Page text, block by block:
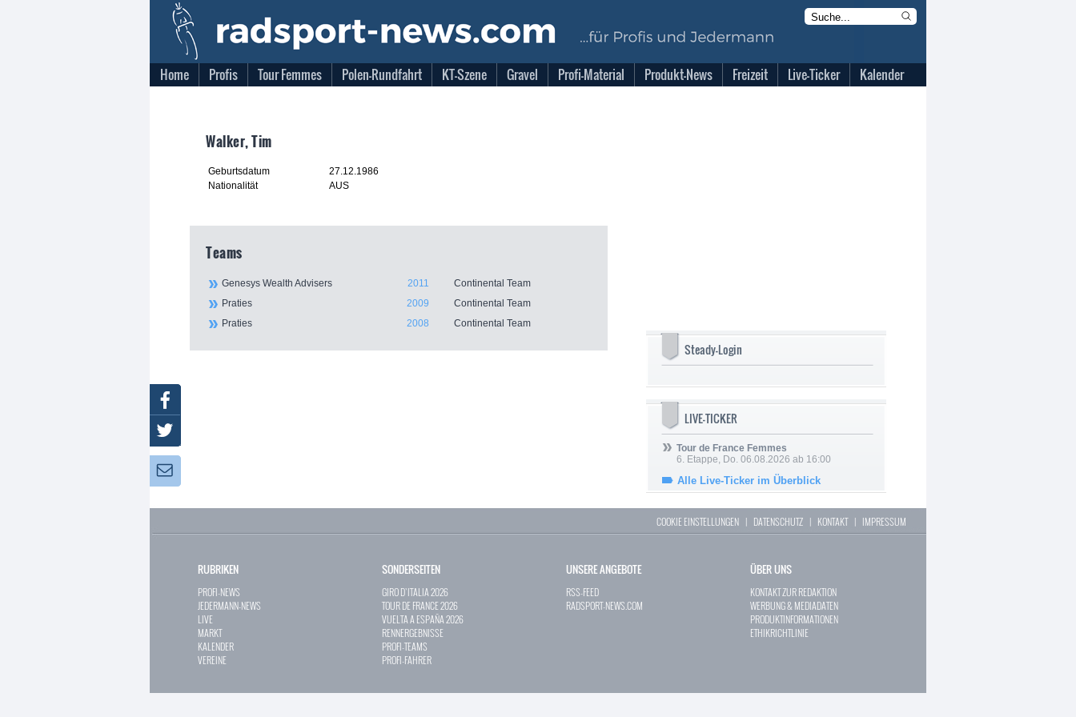
Home Profis Tour Femmes Polen-Rundfahrt KT-Szene Gravel Profi-Material Produkt-News Freizeit Live-Ticker Kalender
Walker, Tim
Geburtsdatum
27.12.1986
Nationalität
AUS
Teams
Genesys Wealth Advisers 2011
Continental Team
Praties
2009
Continental Team
Praties
2008 Continental Team
Steady-Login
LIVE-TICKER
Tour de France Femmes
6. Etappe, Do. 06.08.2026 ab 16:00
Alle Live-Ticker im Überblick
COOKIE EINSTELLUNGEN | DATENSCHUTZ | KONTAKT| IMPRESSUM
RUBRIKEN
PROFI-NEWS
JEDERMANN-NEWS
LIVE
MARKT
KALENDER
VEREINE
SONDERSEITEN
GIRO D`ITALIA 2026
TOUR DE FRANCE 2026
VUELTA A ESPAÑA 2026
RENNERGEBNISSE
PROFI-TEAMS
PROFI-FAHRER
UNSERE ANGEBOTE
RSS-FEED
RADSPORT-NEWS.COM
ÜBER UNS
KONTAKT ZUR REDAKTION
WERBUNG & MEDIADATEN
PRODUKTINFORMATIONEN
ETHIKRICHTLINIE